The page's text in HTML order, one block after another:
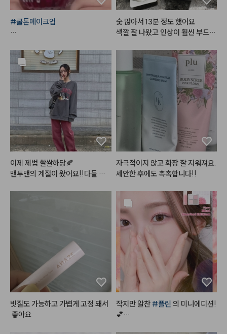
#쿨톤메이크업
#한스킨 다크써클 커버컨실러 '로
지'
비체밤 01
#데이지크#웜쿨블렌딩컬렉션#
쿨블렌딩섀도우팔레트
#데이지크#웜쿨블렌딩컬렉션
쿨블렌딩무드치크
숯 많아서 13분 정도 했어요
색깔 잘 나왔고 인상이 훨씬 부드러
편하고 좋아요!!!
이제 제법 쌀쌀하당🍂
맨투맨의 계절이 왔어요!!다들 감
블러셔 : 포렌코즈 퓨어 블러셔 05
립 :릴리바이레드 무드 라이어 벨벳
틴트 11호 설레는 풋사랑인척(베이
스) & 올마이띵스 아임 유어 립티
트 토스티로즈
자극적이지 않고 화장 잘 지워져요.
세안한 후에도 촉촉합니다!!
빗질도 가능하고 가볍게 고정 돼서
좋아요
작지만 알찬 #플린 의 미니에디션!
💕